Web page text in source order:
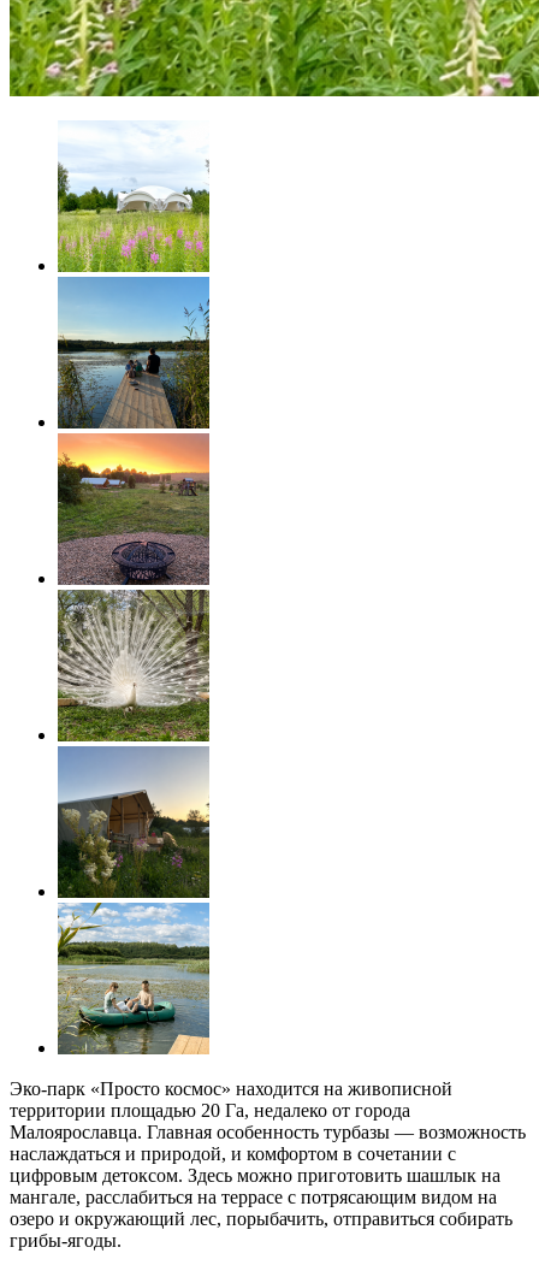
Эко-парк «Просто космос» находится на живописной
территории площадью 20 Га, недалеко от города
Малоярославца. Главная особенность турбазы — возможность
наслаждаться и природой, и комфортом в сочетании с
цифровым детоксом. Здесь можно приготовить шашлык на
мангале, расслабиться на террасе с потрясающим видом на
озеро и окружающий лес, порыбачить, отправиться собирать
грибы-ягоды.